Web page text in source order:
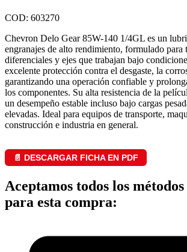
COD: 603270
Chevron Delo Gear 85W-140 1/4GL es un
engranajes de alto rendimiento, formulado para
diferenciales y ejes que trabajan bajo
excelente protección contra el desgaste, la
garantizando una operación confiable y
los componentes. Su alta resistencia de la
un desempeño estable incluso bajo cargas
elevadas. Ideal para equipos de transporte,
construcción e industria en general.
📄 DESCARGAR FICHA EN PDF
Aceptamos todos los métodos
para esta compra: